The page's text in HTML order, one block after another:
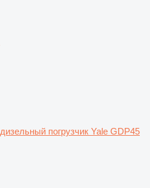
дизельный погрузчик Yale GDP45